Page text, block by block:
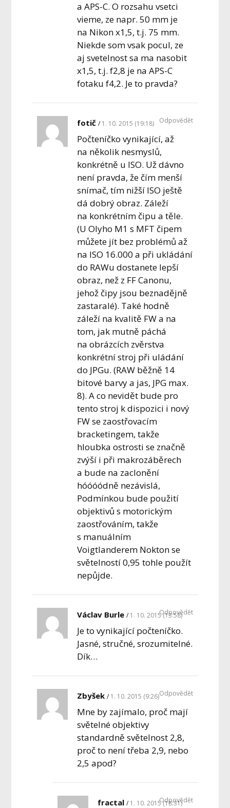
a APS-C. O rozsahu vsetci
vieme, ze napr. 50 mm je
na Nikon x1,5, t.j. 75 mm.
Niekde som vsak pocul, ze
aj svetelnost sa ma nasobit
x1,5, t.j. f2,8 je na APS-C
fotaku f4,2. Je to pravda?
fotič 1. 10. 2015 (19:18)
Počteníčko vynikající, až
na několik nesmyslů,
konkrétně u ISO. Už dávno
není pravda, že čím menší
snímač, tím nižší ISO ještě
dá dobrý obraz. Záleží
na konkrétním čipu a těle.
(U Olyho M1 s MFT čipem
můžete jít bez problémů až
na ISO 16.000 a při ukládání
do RAWu dostanete lepší
obraz, než z FF Canonu,
jehož čipy jsou beznadějně
zastaralé). Také hodně
záleží na kvalitě FW a na
tom, jak mutně páchá
na obrázcích zvěrstva
konkrétní stroj při uládání
do JPGu. (RAW běžně 14
bitové barvy a jas, JPG max.
8). A co nevidět bude pro
tento stroj k dispozici i nový
FW se zaostřovacím
bracketingem, takže
hloubka ostrosti se značně
zvýší i při makrozáběrech
a bude na zaclonění
hóóóódně nezávislá,
Podmínkou bude použití
objektivů s motorickým
zaostřováním, takže
s manuálním
Voigtlanderem Nokton se
světelností 0,95 tohle použít
nepůjde.
Odpovědět
Václav Burle 1. 10. 2015 (13:58)
Je to vynikající počteníčko.
Jasné, stručné, srozumitelné.
Dík…
Odpovědět
Zbyšek 1. 10. 2015 (9:26)
Mne by zajímalo, proč mají
světelné objektivy
standardně světelnost 2,8,
proč to není třeba 2,9, nebo
2,5 apod?
Odpovědět
fractal 1. 10. 2015 (18:31)
Odpovědět